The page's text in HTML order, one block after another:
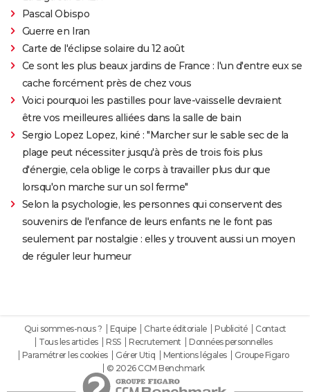
Pascal Obispo
Guerre en Iran
Carte de l'éclipse solaire du 12 août
Ce sont les plus beaux jardins de France : l'un d'entre eux se
cache forcément près de chez vous
Voici pourquoi les pastilles pour lave-vaisselle devraient
être vos meilleures alliées dans la salle de bain
Sergio Lopez Lopez, kiné : "Marcher sur le sable sec de la
plage peut nécessiter jusqu'à près de trois fois plus
d'énergie, cela oblige le corps à travailler plus dur que
lorsqu'on marche sur un sol ferme"
Selon la psychologie, les personnes qui conservent des
souvenirs de l'enfance de leurs enfants ne le font pas
seulement par nostalgie : elles y trouvent aussi un moyen
de réguler leur humeur
Qui sommes-nous ? Equipe Charte éditoriale Publicité
Contact
Tous les articles
RSS Recrutement
Données personnelles
Paramétrer les cookies
Gérer Utiq Mentions légales
Groupe Figaro
© 2026 CCM Benchmark